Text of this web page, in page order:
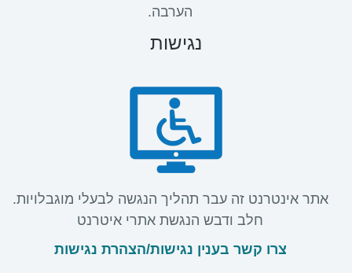
הערבה.
נגישות
אתר אינטרנט זה עבר תהליך הנגשה לבעלי מוגבלויות.
חלב ודבש הנגשת אתרי איטרנט
צרו קשר בענין נגישות/הצהרת נגישות